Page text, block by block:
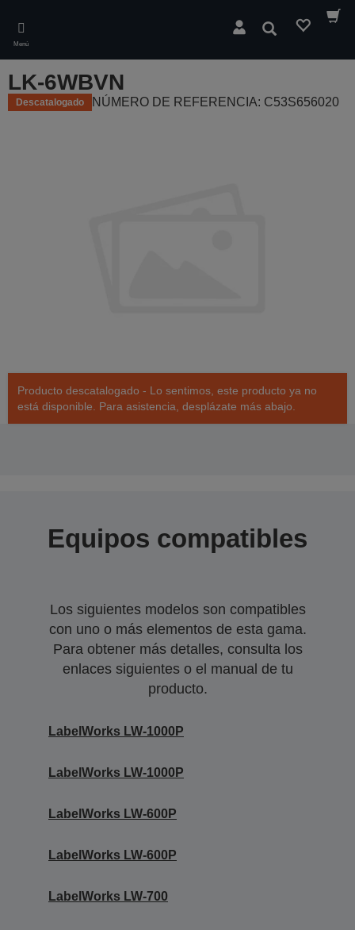
main
content
Menú
Buscar
LK-6WBVN
Descatalogado NÚMERO DE REFERENCIA: C53S656020
Producto descatalogado - Lo sentimos, este producto ya no
está disponible. Para asistencia, desplázate más abajo.
Equipos compatibles
Los siguientes modelos son compatibles
con uno o más elementos de esta gama.
Para obtener más detalles, consulta los
enlaces siguientes o el manual de tu
producto.
LabelWorks LW-1000P
LabelWorks LW-1000P
LabelWorks LW-600P
LabelWorks LW-600P
LabelWorks LW-700